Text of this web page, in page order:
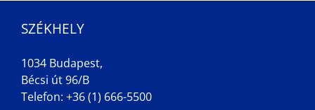
SZÉKHELY
1034 Budapest,
Bécsi út 96/B
Telefon: +36 (1) 666-5500